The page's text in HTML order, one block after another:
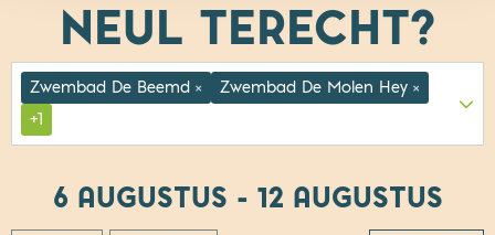
NEUL TERECHT?
Zwembad De Beemd × Zwembad De Molen Hey ×
+1
6 AUGUSTUS - 12 AUGUSTUS